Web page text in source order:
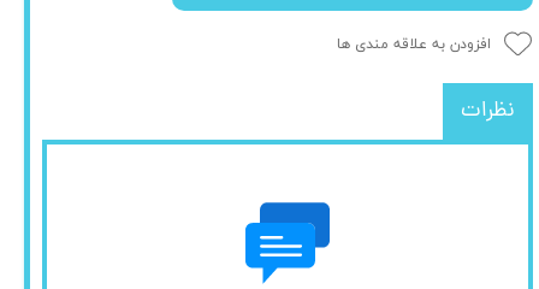
افزودن به علاقه مندی ها
نظرات